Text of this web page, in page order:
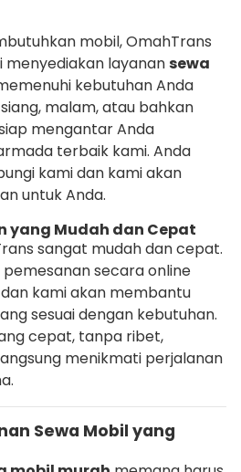
mobil, OmahTrans
menyediakan layanansewa
kebutuhan Anda
malam, atau bahkan
mengantar Anda
terbaik kami. Anda
kami dan kami akan
untuk Anda.
yang Mudah dan Cepat
sangat mudah dan cepat.
secara online
kami akan membantu
sesuai dengan kebutuhan.
cepat, tanpa ribet,
menikmati perjalanan
Sewa Mobil yang